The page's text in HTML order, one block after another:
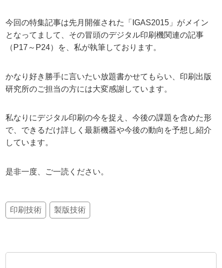
今回の特集記事は先月開催された「IGAS2015」がメイン
となってまして、その冒頭のデジタル印刷機関連の記事
（P17～P24）を、私が執筆しております。
かなり好き勝手に言いたい放題書かせてもらい、印刷出版
研究所のご担当の方には大変感謝しています。
私なりにデジタル印刷の今を捉え、今後の課題を含めた形
で、できるだけ詳しく最新機器や今後の動向を予想し紹介
しています。
是非一度、ご一読ください。
印刷技術 製版技術